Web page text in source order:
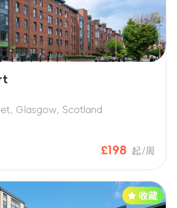
Glasgow, Scotland
£198 起/周